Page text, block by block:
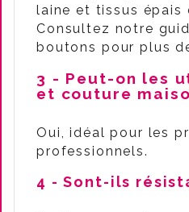
laine et tissus épais
Consultez notre
boutons pour plus
3 - Peut-on les
et couture
Oui, idéal pour les
professionnels.
4 - Sont-ils